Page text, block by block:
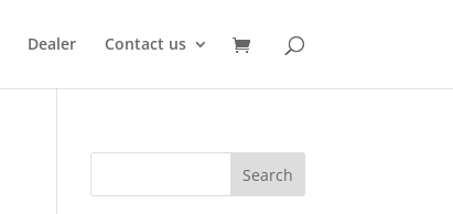
Dealer Contact us
Search